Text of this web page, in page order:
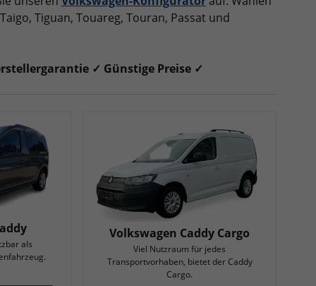
Tiguan, Touareg, Touran, Passat und
✓ Günstige Preise ✓
als
Volkswagen Caddy Cargo
Viel Nutzraum für jedes
Transportvorhaben, bietet der Caddy
Cargo.